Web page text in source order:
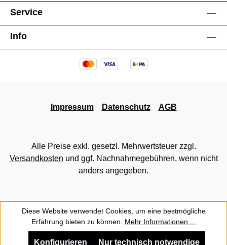
Service
Info
Impressum Datenschutz AGB
Alle Preise exkl. gesetzl. Mehrwertsteuer zzgl.
Versandkosten und ggf. Nachnahmegebühren, wenn nicht
anders angegeben.
Diese Website verwendet Cookies, um eine bestmögliche
Erfahrung bieten zu können. Mehr Informationen ...
Nur technisch notwendige
Konfigurieren